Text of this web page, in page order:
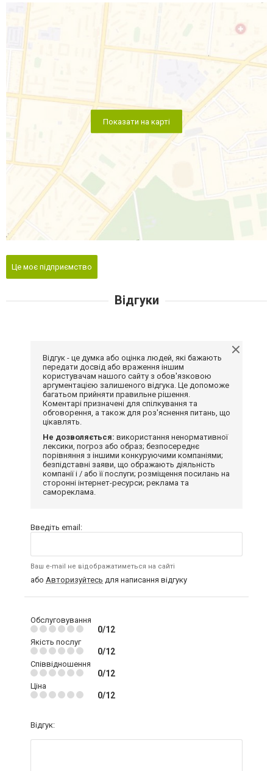
Показати на карті
Це моє підприємство
Відгуки
Відгук - це думка або оцінка людей, які бажають
передати досвід або враження іншим
користувачам нашого сайту з обов'язковою
аргументацією залишеного відгука. Це допоможе
багатьом прийняти правильне рішення.
Коментарі призначені для спілкування та
обговорення, а також для роз'яснення питань, що
цікавлять.
Не дозволяється: використання ненормативної
лексики, погроз або образ; безпосереднє
порівняння з іншими конкуруючими компаніями;
безпідставні заяви, що ображають діяльність
компанії і / або її послуги; розміщення посилань на
сторонні інтернет-ресурси; реклама та
самореклама.
Введіть email:
Ваш e-mail не відображатиметься на сайті
або Авторизуйтесь для написання відгуку
Обслуговування
0/12
Якість послуг
0/12
Співвідношення
0/12
Ціна
0/12
Відгук: